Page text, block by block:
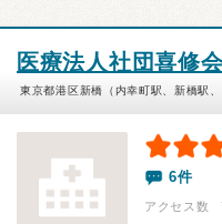
医療法人社団喜修
東京都港区新橋（内幸町駅、新橋駅、
6件
アクセス数